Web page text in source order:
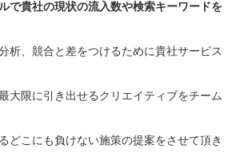
で貴社の現状の流入数や検索キーワードを
析、競合と差をつけるために貴社サービス
大限に引き出せるクリエイティブをチーム
どこにも負けない施策の提案をさせて頂き